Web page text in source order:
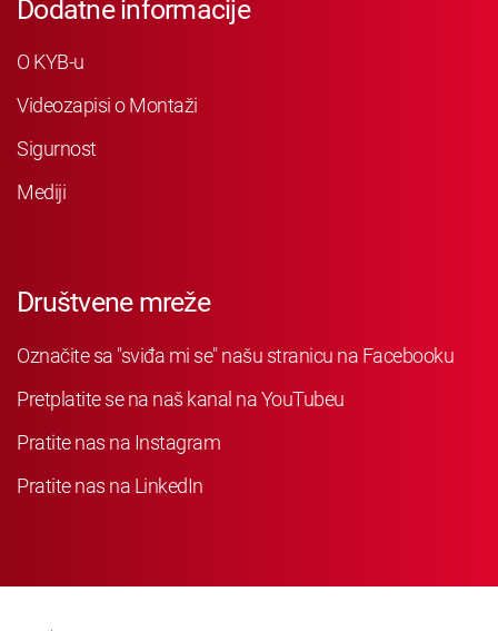
Dodatne informacije
O KYB-u
Videozapisi o Montaži
Sigurnost
Mediji
Društvene mreže
Označite sa "sviđa mi se" našu stranicu na Facebooku
Pretplatite se na naš kanal na YouTubeu
Pratite nas na Instagram
Pratite nas na LinkedIn